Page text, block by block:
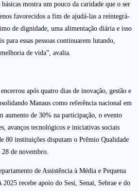
mostra um pouco da caridade que o ser
favorecidos a fim de ajudá-las a reintegrá-
de dignidade, uma alimentação diária e isso
para essas pessoas continuarem lutando,
de vida”, avalia.
após quatro dias de inovação, gestão e
Manaus como referência nacional em
aumento de 30% na participação, o evento
avanços tecnológicos e iniciativas sociais
80 instituições disputam o Prêmio Qualidade
28 de novembro.
de Assistência à Média e Pequena
recebe apoio do Sesi, Senai, Sebrae e do